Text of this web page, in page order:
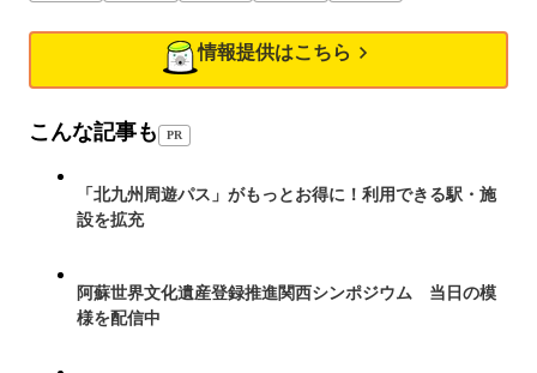
情報提供はこちら
こんな記事も PR
「北九州周遊パス」がもっとお得に！利用できる駅・施
設を拡充
阿蘇世界文化遺産登録推進関西シンポジウム 当日の模
様を配信中